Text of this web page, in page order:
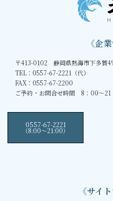
《企
〒413-0102 静岡県熱海市下多賀
TEL：0557-67-2221（代）
FAX：0557-67-2200
ご予約・お問合せ時間 8：00～21
0557-67-2221
（8:00〜21:00）
《サイ